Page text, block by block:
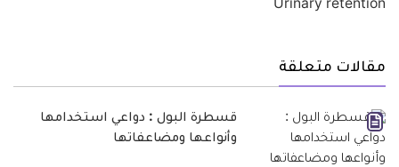
مقالات متعلقة
قسطرة البول : دواعي استخدامها
وأنواعها ومضاعفاتها